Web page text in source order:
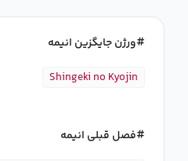
ورژن جایگزین انیمه
Shingeki no Kyojin
فصل قبلی انیمه